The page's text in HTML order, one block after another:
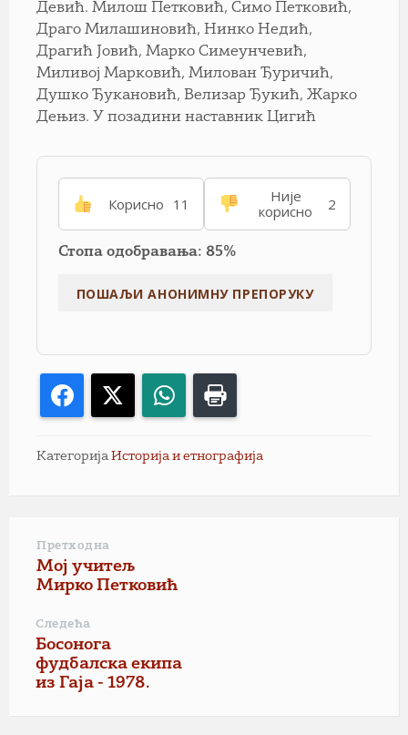
Девић. Милош Петковић, Симо Петковић,
Драго Милашиновић, Нинко Недић,
Драгић Јовић, Марко Симеунчевић,
Миливој Марковић, Милован Ђуричић,
Душко Ђукановић, Велизар Ђукић, Жарко
Дењиз. У позадини наставник Цигић
Корисно 11
Није
корисно
2
Стопа одобравања: 85%
Facebook WhatsApp
Категорија Историја и етнографија
Претходна
Мој учитељ
Мирко Петковић
Следећа
Босонога
фудбалска екипа
из Гаја - 1978.